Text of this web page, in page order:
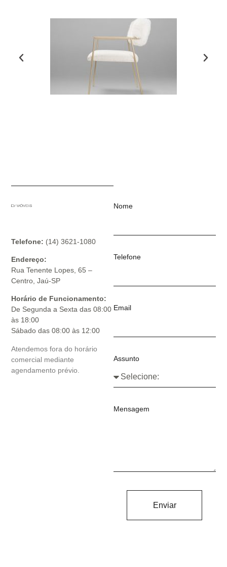
Telefone: (14) 3621-1080
Endereço:
Rua Tenente Lopes, 65 –
Centro, Jaú-SP
Horário de Funcionamento:
De Segunda a Sexta das 08:00
às 18:00
Sábado das 08:00 às 12:00
Atendemos fora do horário
comercial mediante
agendamento prévio.
Nome
Telefone
Email
Assunto
Mensagem
Enviar